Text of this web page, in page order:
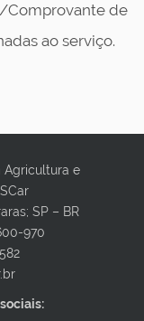
Comprovante de
ao serviço.
Agricultura e
SP – BR
970